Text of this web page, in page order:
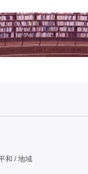
和 / 地域